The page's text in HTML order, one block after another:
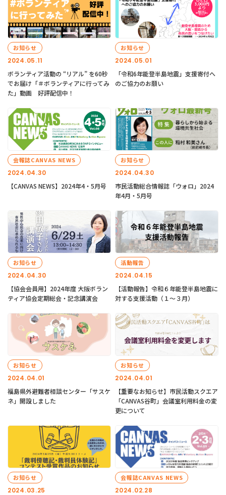
2024.05.11
お知らせ
ボランティア活動の “リアル” を60秒
でお届け「＃ボランティアに行ってみ
た」動画 好評配信中！
2024.05.01
お知らせ
「令和6年能登半島地震」支援寄付へ
のご協力のお願い
2024.04.30
会報誌CANVAS NEWS
【CANVAS NEWS】2024年4・5月号
2024.04.30
お知らせ
市民活動総合情報誌「ウォロ」2024
年4月・5月号
2024.04.30
お知らせ
【協会会員用】2024年度 大阪ボラン
ティア協会定期総会・記念講演会
2024.04.15
活動報告
【活動報告】令和６年能登半島地震に
対する支援活動（１〜３月）
2024.04.01
お知らせ
福島県外避難者相談センター「サスケ
ネ」開設しました
2024.04.01
お知らせ
【重要なお知らせ】市民活動スクエア
「CANVAS谷町」会議室利用料金の変
更について
2024.03.25
お知らせ
2024.02.28
会報誌CANVAS NEWS